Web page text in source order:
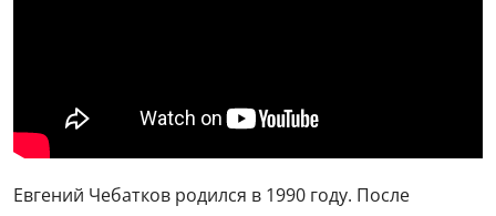
Евгений Чебатков родился в 1990 году. После